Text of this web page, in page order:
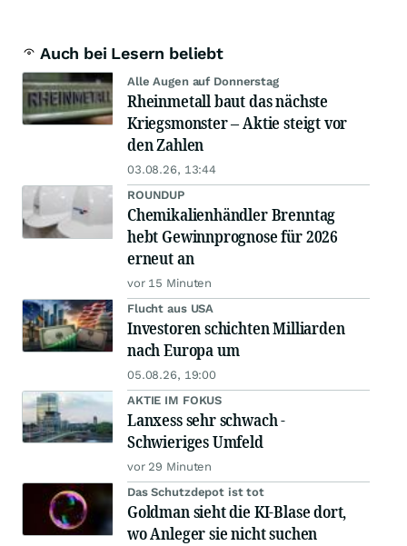
Auch bei Lesern beliebt
Alle Augen auf Donnerstag
Rheinmetall baut das nächste
Kriegsmonster – Aktie steigt vor
den Zahlen
03.08.26, 13:44
ROUNDUP
Chemikalienhändler Brenntag
hebt Gewinnprognose für 2026
erneut an
vor 15 Minuten
Flucht aus USA
Investoren schichten Milliarden
nach Europa um
05.08.26, 19:00
AKTIE IM FOKUS
Lanxess sehr schwach -
Schwieriges Umfeld
vor 29 Minuten
Das Schutzdepot ist tot
Goldman sieht die KI-Blase dort,
wo Anleger sie nicht suchen